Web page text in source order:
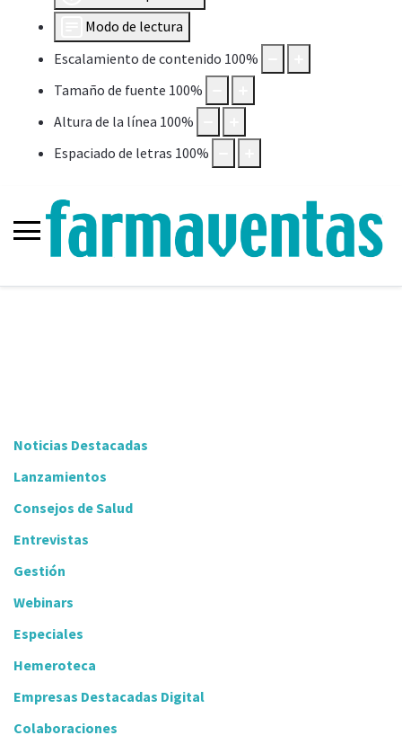
Modo de lectura
Escalamiento de contenido 100%
Tamaño de fuente 100%
Altura de la línea 100%
Espaciado de letras 100%
Noticias Destacadas
Lanzamientos
Consejos de Salud
Entrevistas
Gestión
Webinars
Especiales
Hemeroteca
Empresas Destacadas Digital
Colaboraciones